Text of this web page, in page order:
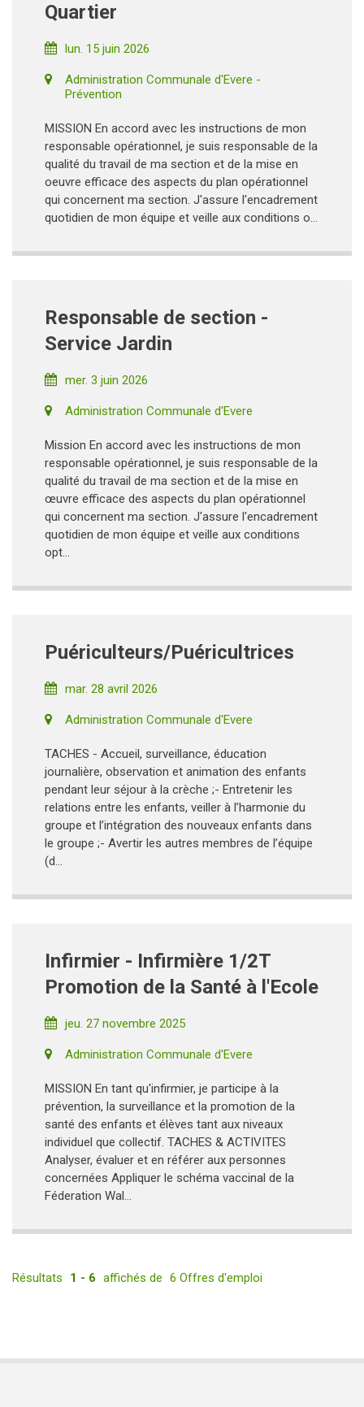
Quartier
lun. 15 juin 2026
Administration Communale d'Evere -
Prévention
MISSION En accord avec les instructions de mon
responsable opérationnel, je suis responsable de la
qualité du travail de ma section et de la mise en
oeuvre efficace des aspects du plan opérationnel
qui concernent ma section. J'assure l'encadrement
quotidien de mon équipe et veille aux conditions o...
Responsable de section -
Service Jardin
mer. 3 juin 2026
Administration Communale d'Evere
Mission En accord avec les instructions de mon
responsable opérationnel, je suis responsable de la
qualité du travail de ma section et de la mise en
œuvre efficace des aspects du plan opérationnel
qui concernent ma section. J'assure l'encadrement
quotidien de mon équipe et veille aux conditions
opt...
Puériculteurs/Puéricultrices
mar. 28 avril 2026
Administration Communale d'Evere
TACHES - Accueil, surveillance, éducation
journalière, observation et animation des enfants
pendant leur séjour à la crèche ;- Entretenir les
relations entre les enfants, veiller à l’harmonie du
groupe et l’intégration des nouveaux enfants dans
le groupe ;- Avertir les autres membres de l’équipe
(d...
Infirmier - Infirmière 1/2T
Promotion de la Santé à l'Ecole
jeu. 27 novembre 2025
Administration Communale d'Evere
MISSION En tant qu'infirmier, je participe à la
prévention, la surveillance et la promotion de la
santé des enfants et élèves tant aux niveaux
individuel que collectif. TACHES & ACTIVITES
Analyser, évaluer et en référer aux personnes
concernées Appliquer le schéma vaccinal de la
Féderation Wal...
Résultats 1 - 6 affichés de 6 Offres d'emploi